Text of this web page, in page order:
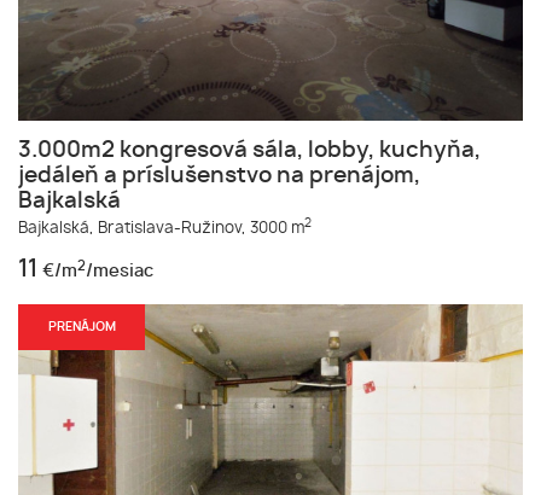
3.000m2 kongresová sála, lobby, kuchyňa,
jedáleň a príslušenstvo na prenájom,
Bajkalská
Bajkalská, Bratislava-Ružinov, 3000 m2
11 €/m2/mesiac
PRENÁJOM